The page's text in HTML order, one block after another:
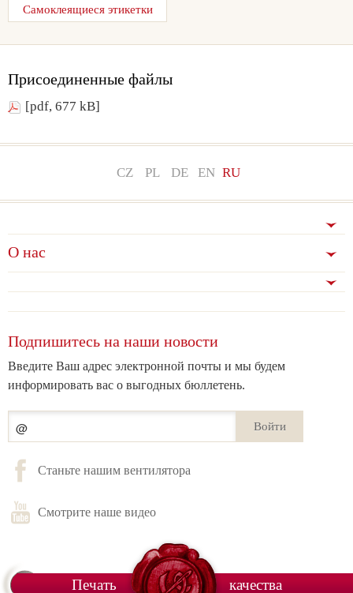
Самоклеящиеся этикетки
Присоединенные файлы
[pdf, 677 kB]
CZ PL DE EN RU
О нас
Подпишитесь на наши новости
Введите Ваш адрес электронной почты и мы будем
информировать вас о выгодных бюллетень.
Войти
Станьте нашим вентилятора
Смотрите наше видео
Печать качества